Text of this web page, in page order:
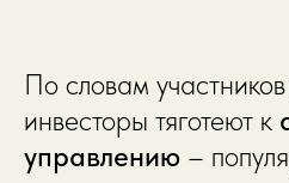
По словам
инвесторы тяготеют к
управлению –